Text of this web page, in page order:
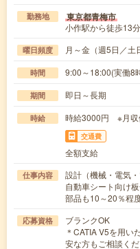
勤務地 東京都青梅市
小作駅から徒歩13分
曜日頻度 月～金（週5日／土
時間 9:00～18:00(実働
期間 即日～長期
時給 時給3000円 ※月収
交通費
全額支給
仕事内容
設計（機械・電気・
自動車シート向け
部品も10～20％程
応募資格
ブランクOK
＊CATIA V5を用い
安な方もご相談くだ